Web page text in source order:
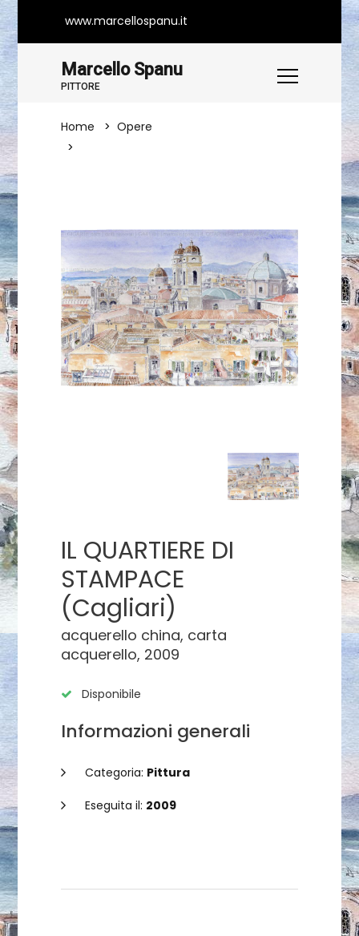
www.marcellospanu.it
Marcello Spanu
PITTORE
Home
Opere
IL QUARTIERE DI
STAMPACE
(Cagliari)
acquerello china, carta
acquerello, 2009
Disponibile
Informazioni generali
Categoria: Pittura
Eseguita il: 2009